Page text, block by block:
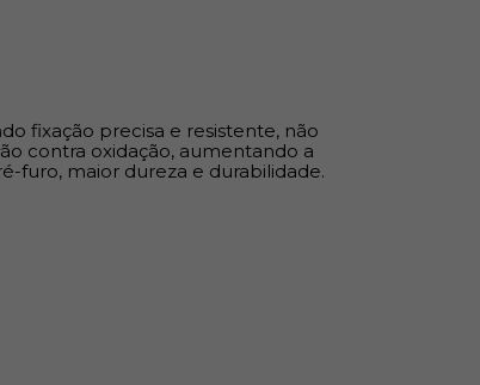
e resistência; Alta durabilidade –
fixação precisa e resistente, não
contra oxidação, aumentando a
furo, maior dureza e durabilidade.